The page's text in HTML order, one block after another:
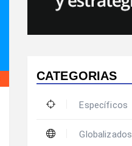
CATEGORIAS
Específicos
Globalizados